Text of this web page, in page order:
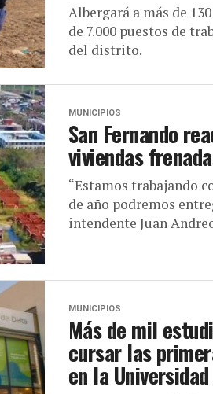
Albergará a más de
de 7.000 puestos de
del distrito.
MUNICIPIOS
San Fernando
viviendas
“Estamos trabajando
de año podremos
intendente Juan
MUNICIPIOS
Más de mil
cursar las
en la